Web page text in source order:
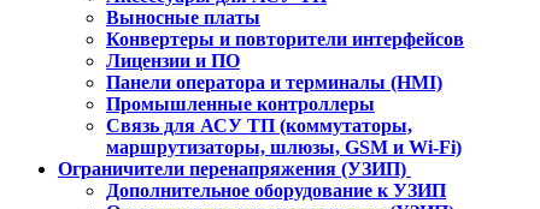
Выносные платы
Конвертеры и повторители интерфейсов
Лицензии и ПО
Панели оператора и терминалы (HMI)
Промышленные контроллеры
Связь для АСУ ТП (коммутаторы,
маршрутизаторы, шлюзы, GSM и Wi-Fi)
Ограничители перенапряжения (УЗИП)
Дополнительное оборудование к УЗИП